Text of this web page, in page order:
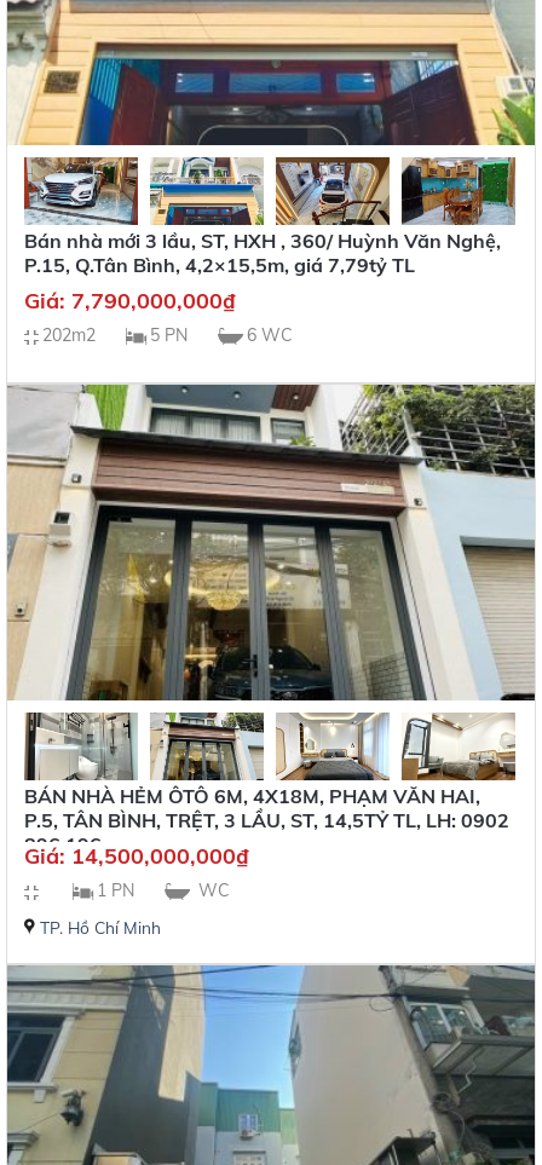
Bán nhà mới 3 lầu, ST, HXH , 360/ Huỳnh Văn Nghệ,
P.15, Q.Tân Bình, 4,2×15,5m, giá 7,79tỷ TL
Giá: 7,790,000,000₫
202m2 5 PN 6 WC
BÁN NHÀ HẺM ÔTÔ 6M, 4X18M, PHẠM VĂN HAI,
P.5, TÂN BÌNH, TRỆT, 3 LẦU, ST, 14,5TỶ TL, LH: 0902
896 196
Giá: 14,500,000,000₫
1 PN WC
TP. Hồ Chí Minh